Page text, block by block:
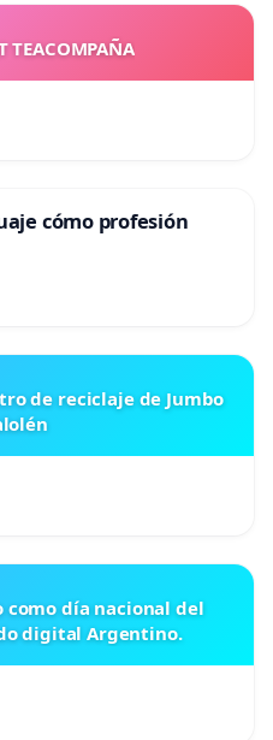
TEACOMPAÑA
cómo profesión
de reciclaje de Jumbo
día nacional del
digital Argentino.